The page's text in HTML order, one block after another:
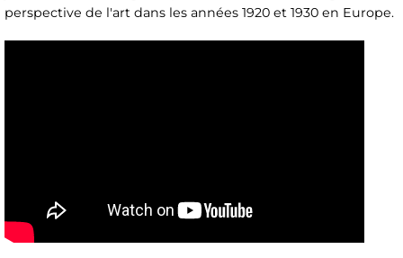
perspective de l'art dans les années 1920 et 1930 en Europe.